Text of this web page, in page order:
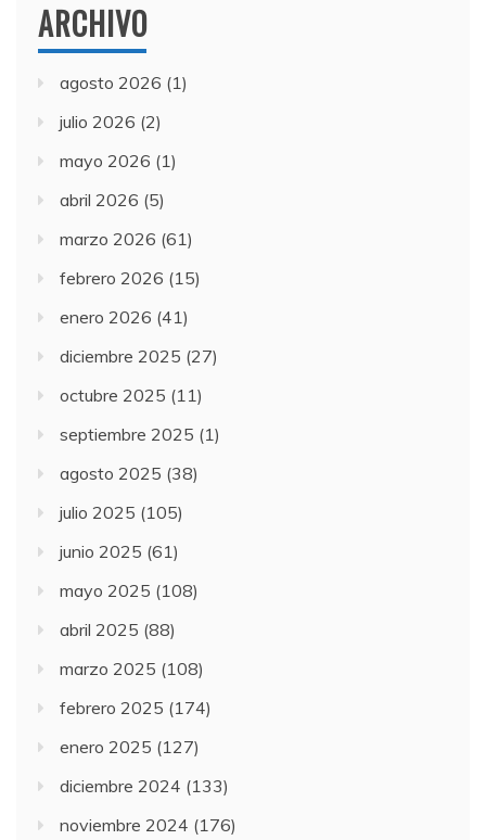
ARCHIVO
agosto 2026 (1)
julio 2026 (2)
mayo 2026 (1)
abril 2026 (5)
marzo 2026 (61)
febrero 2026 (15)
enero 2026 (41)
diciembre 2025 (27)
octubre 2025 (11)
septiembre 2025 (1)
agosto 2025 (38)
julio 2025 (105)
junio 2025 (61)
mayo 2025 (108)
abril 2025 (88)
marzo 2025 (108)
febrero 2025 (174)
enero 2025 (127)
diciembre 2024 (133)
noviembre 2024 (176)